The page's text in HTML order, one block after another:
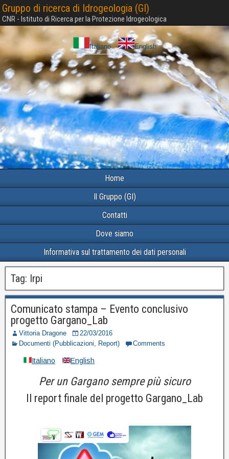
Gruppo di ricerca di Idrogeologia (GI)
CNR - Istituto di Ricerca per la Protezione Idrogeologica
Italiano English
Home
Il Gruppo (GI)
Contatti
Dove siamo
Informativa sul trattamento dei dati personali
Tag: Irpi
Comunicato stampa – Evento conclusivo
progetto Gargano_Lab
Vittoria Dragone
22/03/2016
Documenti (Pubblicazioni, Report)
Comments
Italiano English
Per un Gargano sempre più sicuro
Il report finale del progetto Gargano_Lab